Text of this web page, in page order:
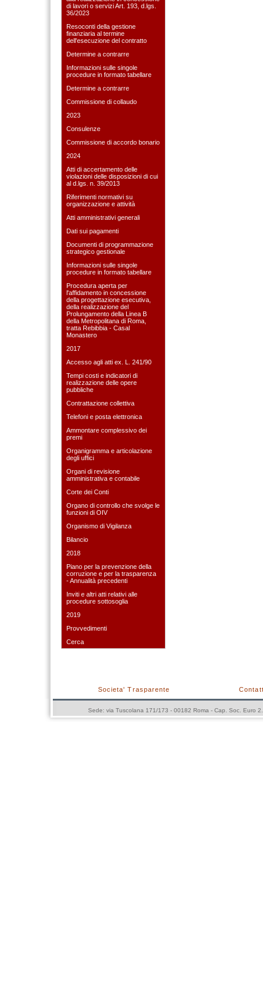
di lavori o servizi Art. 193, d.lgs.
36/2023
Resoconti della gestione
finanziaria al termine
dell'esecuzione del contratto
Determine a contrarre
Informazioni sulle singole
procedure in formato tabellare
Determine a contrarre
Commissione di collaudo
2023
Consulenze
Commissione di accordo bonario
2024
Atti di accertamento delle
violazioni delle disposizioni di cui
al d.lgs. n. 39/2013
Riferimenti normativi su
organizzazione e attività
Atti amministrativi generali
Dati sui pagamenti
Documenti di programmazione
strategico gestionale
Informazioni sulle singole
procedure in formato tabellare
Procedura aperta per
l'affidamento in concessione
della progettazione esecutiva,
della realizzazione del
Prolungamento della Linea B
della Metropolitana di Roma,
tratta Rebibbia - Casal
Monastero
2017
Accesso agli atti ex. L. 241/90
Tempi costi e indicatori di
realizzazione delle opere
pubbliche
Contrattazione collettiva
Telefoni e posta elettronica
Ammontare complessivo dei
premi
Organigramma e articolazione
degli uffici
Organi di revisione
amministrativa e contabile
Corte dei Conti
Organo di controllo che svolge le
funzioni di OIV
Organismo di Vigilanza
Bilancio
2018
Piano per la prevenzione della
corruzione e per la trasparenza
- Annualità precedenti
Inviti e altri atti relativi alle
procedure sottosoglia
2019
Provvedimenti
Cerca
Societa' Trasparente
Sede: via Tuscolana 171/173 - 00182 Roma - Cap. Soc. Euro